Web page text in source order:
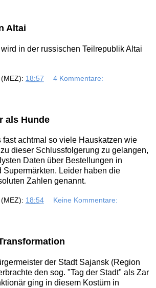
Altai
in der russischen Teilrepublik Altai
18:57 4 Kommentare:
als Hunde
fast achtmal so viele Hauskatzen wie
dieser Schlussfolgerung zu gelangen,
Daten über Bestellungen in
Supermärkten. Leider haben die
Zahlen genannt.
18:54 Keine Kommentare:
der Stadt Sajansk (Region
den sog. "Tag der Stadt" als Zar
ging in diesem Kostüm in